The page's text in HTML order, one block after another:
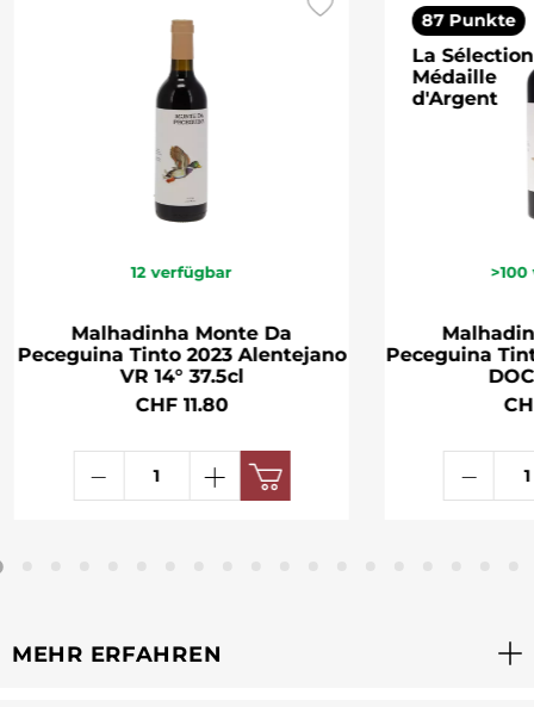
12 verfügbar
Malhadinha Monte Da
Peceguina Tinto 2023 Alentejano
VR 14° 37.5cl
CHF 11.80
87 Punkte
La Sélection
Médaille
d'Argent
>100
Peceguina
MEHR ERFAHREN